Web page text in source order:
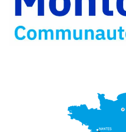
e-
mail